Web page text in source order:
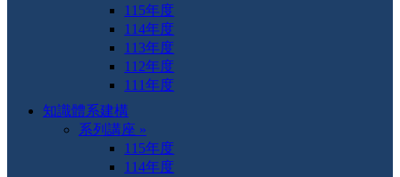
115年度
114年度
113年度
112年度
111年度
知識體系建構
系列講座 »
115年度
114年度